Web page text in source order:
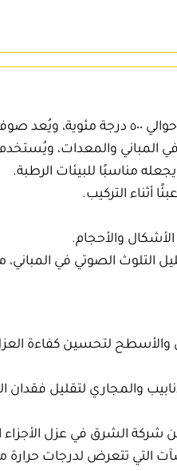
ويُعد صوف
المباني والمعدات،
يجعله مناسبًا للبيئات الرطبة.
أثناء التركيب.
والأحجام.
التلوث الصوتي في المباني،
لتحسين كفاءة العزل
والمجاري لتقليل فقدان
الشرق في عزل الأجزاء
التي تتعرض لدرجات حرارة